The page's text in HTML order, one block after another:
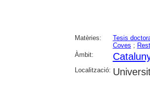
Matèries: Tesis
Coves ;
Àmbit:
Localització: